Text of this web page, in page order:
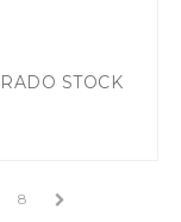
STOCK
8